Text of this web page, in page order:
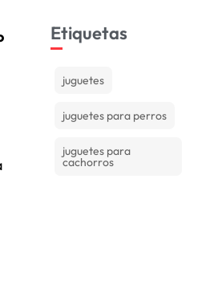
Etiquetas
juguetes
juguetes para perros
juguetes para
cachorros